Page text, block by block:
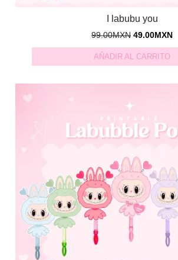
I labubu you
99.00MXN 49.00MXN
AÑADIR AL CARRITO